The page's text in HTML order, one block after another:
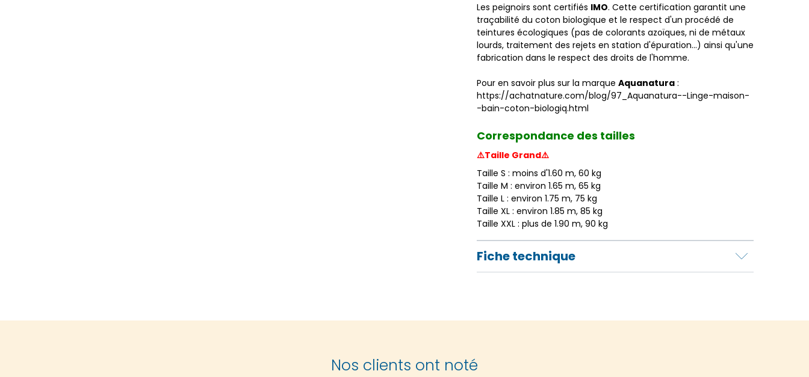
Les peignoirs sont certifiés IMO. Cette certification garantit une
traçabilité du coton biologique et le respect d'un procédé de
teintures écologiques (pas de colorants azoïques, ni de métaux
lourds, traitement des rejets en station d'épuration...) ainsi qu'une
fabrication dans le respect des droits de l'homme.
Pour en savoir plus sur la marque Aquanatura:
https://achatnature.com/blog/97_Aquanatura--Linge-maison-
-bain-coton-biologiq.html
Correspondance des tailles
⚠️Taille Grand⚠️
Taille S : moins d'1.60 m, 60 kg
Taille M : environ 1.65 m, 65 kg
Taille L : environ 1.75 m, 75 kg
Taille XL : environ 1.85 m, 85 kg
Taille XXL : plus de 1.90 m, 90 kg
Fiche technique
Nos clients ont noté